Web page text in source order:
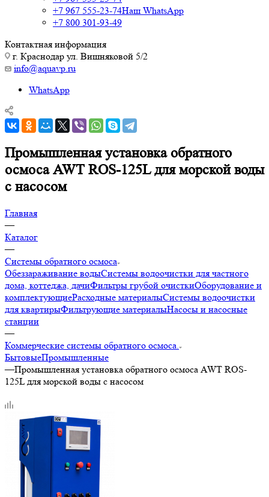
+7 967 555-23-74Наш WhatsApp
+7 800 301-93-49
Контактная информация
г. Краснодар ул. Вишняковой 5/2
info@aquavp.ru
WhatsApp
Промышленная установка обратного
осмоса AWT ROS-125L для морской воды
с насосом
Главная
—
Каталог
—
Системы обратного осмоса
Обеззараживание водыСистемы водоочистки для частного
дома, коттеджа, дачиФильтры грубой очисткиОборудование и
комплектующиеРасходные материалыСистемы водоочистки
для квартирыФильтрующие материалыНасосы и насосные
станции
—
Коммерческие системы обратного осмоса.
БытовыеПромышленные
—Промышленная установка обратного осмоса AWT ROS-
125L для морской воды с насосом